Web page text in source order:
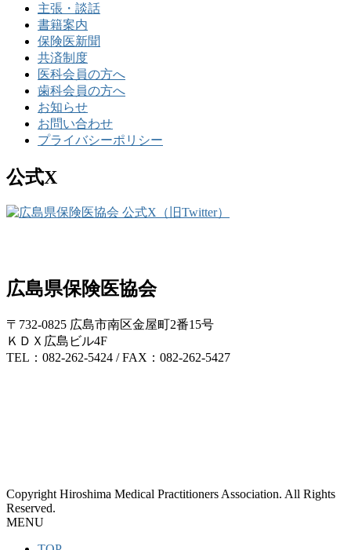
主張・談話
書籍案内
保険医新聞
共済制度
医科会員の方へ
歯科会員の方へ
お知らせ
お問い合わせ
プライバシーポリシー
公式X
広島県保険医協会
〒732-0825 広島市南区金屋町2番15号
ＫＤＸ広島ビル4F
TEL：082-262-5424 / FAX：082-262-5427
Copyright Hiroshima Medical Practitioners Association. All Rights
Reserved.
MENU